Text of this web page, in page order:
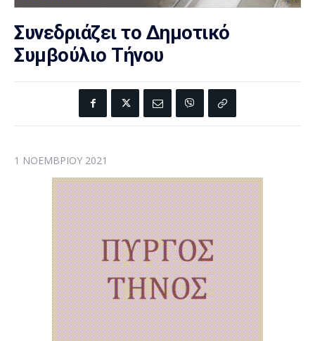
Συνεδριάζει το Δημοτικό
Συμβούλιο Τήνου
1 ΝΟΕΜΒΡΊΟΥ 2021